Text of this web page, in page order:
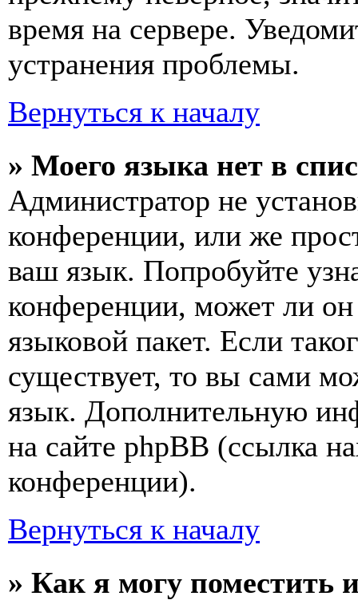
время на сервере.
устранения проблемы.
Вернуться к началу
» Моего языка нет в
Администратор не
конференции, или же
ваш язык. Попробуйте
конференции, может ли
языковой пакет. Если
существует, то вы сами
язык. Дополнительную
на сайте phpBB (ссылка
конференции).
Вернуться к началу
» Как я могу поместить